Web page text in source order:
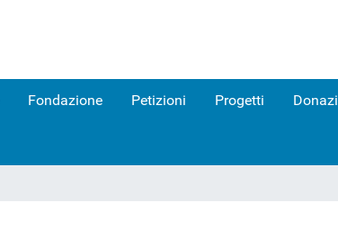
Fondazione Petizioni Progetti